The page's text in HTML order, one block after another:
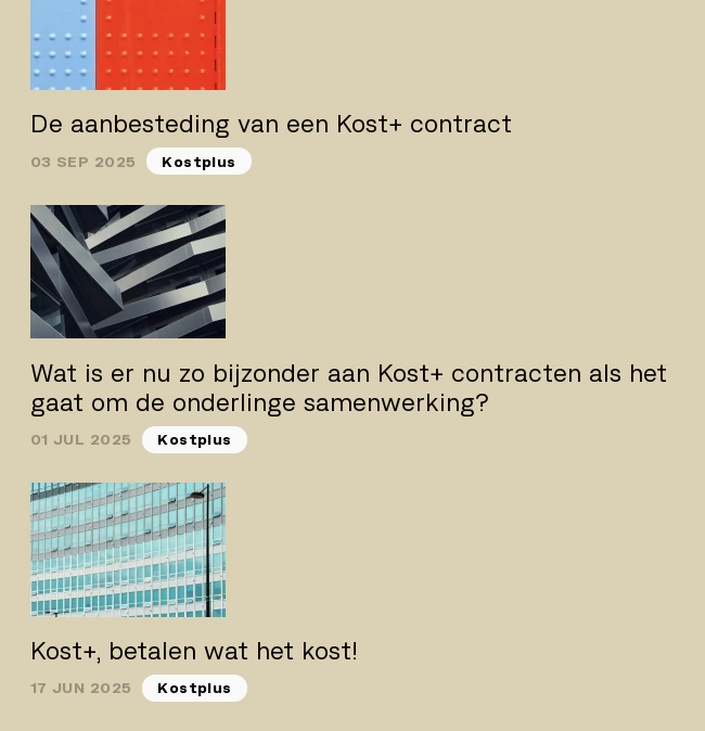
De aanbesteding van een Kost+ contract
03 SEP 2025 Kostplus
Wat is er nu zo bijzonder aan Kost+ contracten als het
gaat om de onderlinge samenwerking?
01 JUL 2025 Kostplus
Kost+, betalen wat het kost!
17 JUN 2025 Kostplus